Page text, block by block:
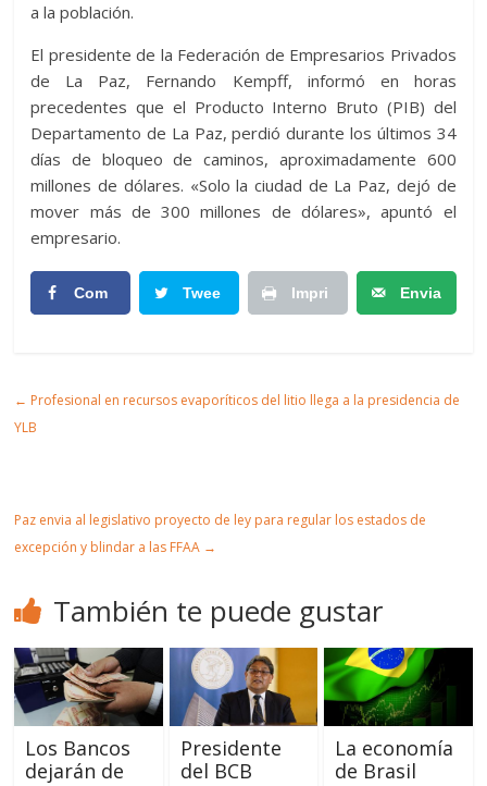
a la población.
El presidente de la Federación de Empresarios Privados
de La Paz, Fernando Kempff, informó en horas
precedentes que el Producto Interno Bruto (PIB) del
Departamento de La Paz, perdió durante los últimos 34
días de bloqueo de caminos, aproximadamente 600
millones de dólares. «Solo la ciudad de La Paz, dejó de
mover más de 300 millones de dólares», apuntó el
empresario.
Com Twee Impri Envia
ulo
← Profesional en recursos evaporíticos del litio llega a la presidencia de
YLB
Paz envia al legislativo proyecto de ley para regular los estados de
excepción y blindar a las FFAA →
También te puede gustar
Los Bancos
dejarán de
Presidente
del BCB
La economía
de Brasil